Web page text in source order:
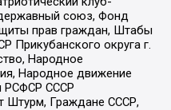
союз, Фонд
прав граждан, Штабы
Прикубанского округа г.
Народное
Народное движение
РСФСР СССР
Штурм, Граждане СССР,